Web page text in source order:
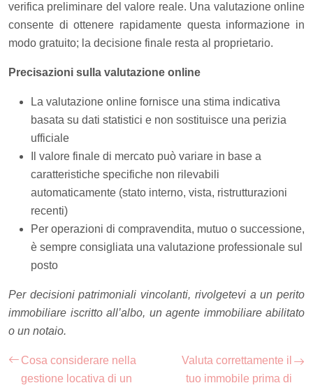
verifica preliminare del valore reale. Una valutazione online
consente di ottenere rapidamente questa informazione in
modo gratuito; la decisione finale resta al proprietario.
Precisazioni sulla valutazione online
La valutazione online fornisce una stima indicativa
basata su dati statistici e non sostituisce una perizia
ufficiale
Il valore finale di mercato può variare in base a
caratteristiche specifiche non rilevabili
automaticamente (stato interno, vista, ristrutturazioni
recenti)
Per operazioni di compravendita, mutuo o successione,
è sempre consigliata una valutazione professionale sul
posto
Per decisioni patrimoniali vincolanti, rivolgetevi a un perito
immobiliare iscritto all’albo, un agente immobiliare abilitato
o un notaio.
Cosa considerare nella
gestione locativa di un
Valuta correttamente il
tuo immobile prima di